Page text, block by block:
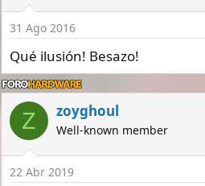
n
s
:
31 Ago 2016
Qué ilusión! Besazo!
Z zoyghoul
Well-known member
22 Abr 2019